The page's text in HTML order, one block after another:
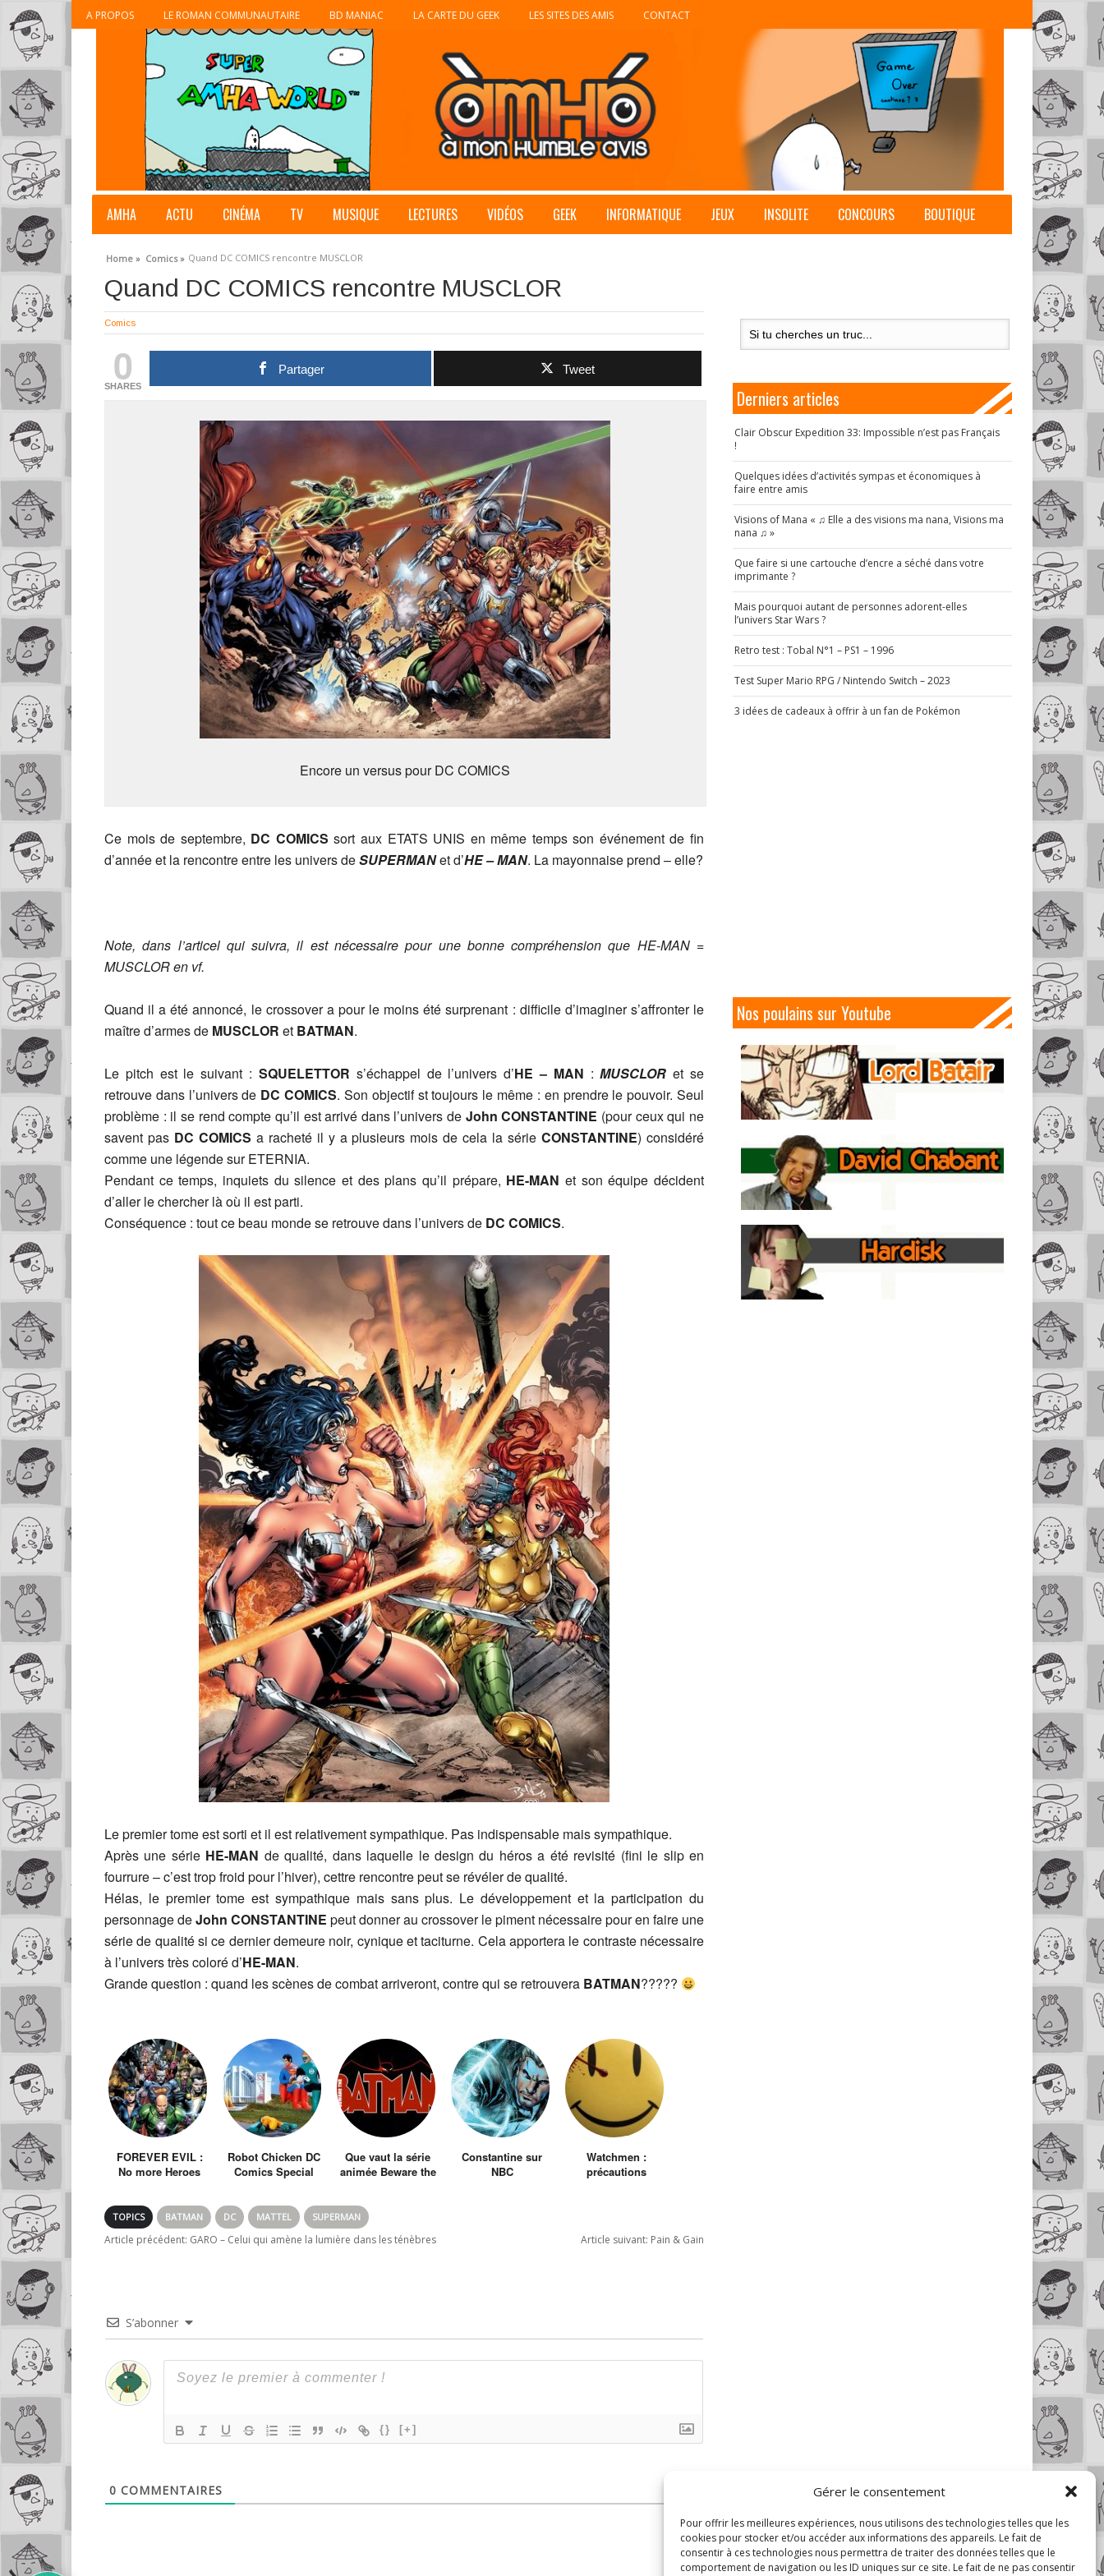
Gérer le consentement
Pour offrir les meilleures expériences, nous utilisons des technologies telles que les
cookies pour stocker et/ou accéder aux informations des appareils. Le fait de
consentir à ces technologies nous permettra de traiter des données telles que le
comportement de navigation ou les ID uniques sur ce site. Le fait de ne pas consentir
A PROPOS LE ROMAN COMMUNAUTAIRE BD MANIAC LA CARTE DU GEEK LES SITES DES AMIS CONTACT
AMHA ACTU CINÉMA TV MUSIQUE LECTURES VIDÉOS GEEK INFORMATIQUE JEUX INSOLITE CONCOURS BOUTIQUE
Home » Comics » Quand DC COMICS rencontre MUSCLOR
Quand DC COMICS rencontre MUSCLOR
Comics
0
SHARES
Partager Tweet
Encore un versus pour DC COMICS
Ce mois de septembre, DC COMICS sort aux ETATS UNIS en même temps son événement de fin
d’année et la rencontre entre les univers deSUPERMANet d’HE – MAN. La mayonnaise prend – elle?
Note, dans l’articel qui suivra, il est nécessaire pour une bonne compréhension que HE-MAN =
MUSCLOR en vf.
Quand il a été annoncé, le crossover a pour le moins été surprenant : difficile d’imaginer s’affronter le
maître d’armes de MUSCLOR et BATMAN.
Le pitch est le suivant : SQUELETTOR s’échappel de l’univers d’HE – MAN :MUSCLOR et se
retrouve dans l’univers de DC COMICS. Son objectif st toujours le même : en prendre le pouvoir. Seul
problème : il se rend compte qu’il est arrivé dans l’univers de John CONSTANTINE (pour ceux qui ne
savent pas DC COMICS a racheté il y a plusieurs mois de cela la sérieCONSTANTINE) considéré
comme une légende sur ETERNIA.
Pendant ce temps, inquiets du silence et des plans qu’il prépare, HE-MAN et son équipe décident
d’aller le chercher là où il est parti.
Conséquence : tout ce beau monde se retrouve dans l’univers de DC COMICS.
Le premier tome est sorti et il est relativement sympathique. Pas indispensable mais sympathique.
Après une série HE-MAN de qualité, dans laquelle le design du héros a été revisité (fini le slip en
fourrure – c’est trop froid pour l’hiver), cettre rencontre peut se révéler de qualité.
Hélas, le premier tome est sympathique mais sans plus. Le développement et la participation du
personnage deJohn CONSTANTINE peut donner au crossover le piment nécessaire pour en faire une
série de qualité si ce dernier demeure noir, cynique et taciturne. Cela apportera le contraste nécessaire
à l’univers très coloré d’HE-MAN.
Grande question : quand les scènes de combat arriveront, contre qui se retrouvera BATMAN?????
FOREVER EVIL :
No more Heroes
Robot Chicken DC
Comics Special
Que vaut la série
animée Beware the
Constantine sur
NBC
Watchmen :
précautions
TOPICS BATMAN DC MATTEL SUPERMAN
Article précédent: GARO – Celui qui amène la lumière dans les ténèbres Article suivant: Pain & Gain
S’abonner
{} [+]
0 COMMENTAIRES
Derniers articles
Clair Obscur Expedition 33: Impossible n’est pas Français
!
Quelques idées d’activités sympas et économiques à
faire entre amis
Visions of Mana « ♫ Elle a des visions ma nana, Visions ma
nana ♫ »
Que faire si une cartouche d’encre a séché dans votre
imprimante ?
Mais pourquoi autant de personnes adorent-elles
l’univers Star Wars ?
Retro test : Tobal N°1 – PS1 – 1996
Test Super Mario RPG / Nintendo Switch – 2023
3 idées de cadeaux à offrir à un fan de Pokémon
Nos poulains sur Youtube